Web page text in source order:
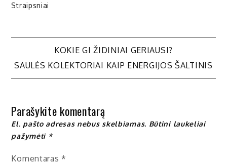
Straipsniai
Navigacija
tarp
įrašų
KOKIE GI ŽIDINIAI GERIAUSI?
SAULĖS KOLEKTORIAI KAIP ENERGIJOS ŠALTINIS
Parašykite komentarą
El. pašto adresas nebus skelbiamas. Būtini laukeliai
pažymėti *
Komentaras *